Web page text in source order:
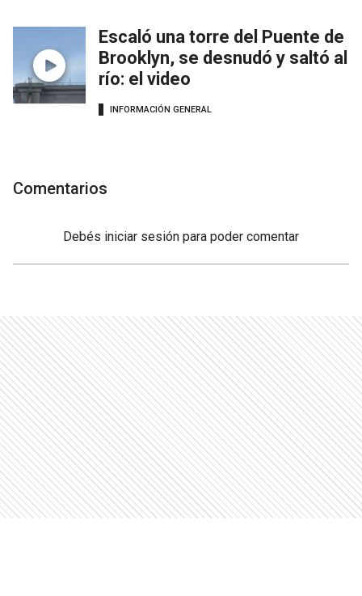
Escaló una torre del Puente de
Brooklyn, se desnudó y saltó al
río: el video
INFORMACIÓN GENERAL
Comentarios
Debés iniciar sesión para poder comentar